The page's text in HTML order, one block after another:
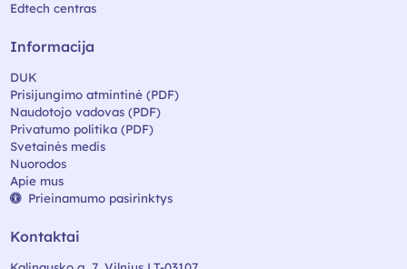
Edtech centras
Informacija
DUK
Prisijungimo atmintinė (PDF)
Naudotojo vadovas (PDF)
Privatumo politika (PDF)
Svetainės medis
Nuorodos
Apie mus
Prieinamumo pasirinktys
Kontaktai